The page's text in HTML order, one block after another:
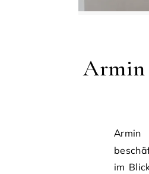
Armin
Armin Coerper Lebensgefährte ist eine Suchanfrage, die viele Menschen
im